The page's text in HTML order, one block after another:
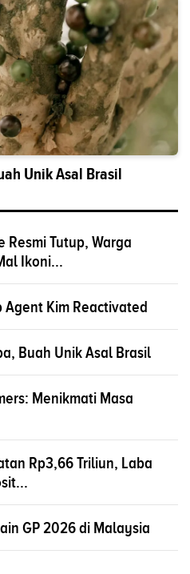
Unik Asal Brasil
Resmi Tutup, Warga
Ikoni...
Agent Kim Reactivated
Buah Unik Asal Brasil
Menikmati Masa
Rp3,66 Triliun, Laba
GP 2026 di Malaysia